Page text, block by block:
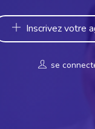
Inscrivez votre
se